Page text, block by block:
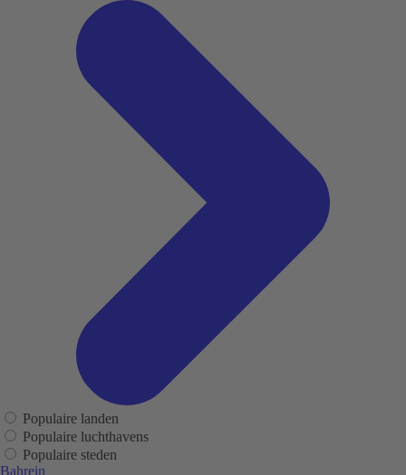
Populaire landen
Populaire luchthavens
Populaire steden
Bahrein